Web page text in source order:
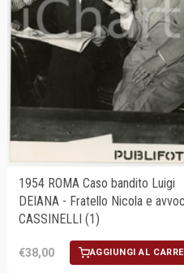
1954 ROMA Caso bandito Luigi
DEIANA - Fratello Nicola e
CASSINELLI (1)
€38,00 AGGIUNGI AL